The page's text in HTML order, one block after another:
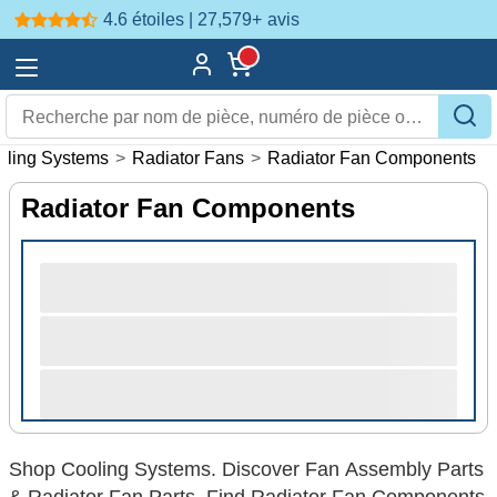
4.6 étoiles | 27,579+ avis
Systems > Radiator Fans > Radiator Fan Components
Radiator Fan Components
Shop Cooling Systems. Discover Fan Assembly Parts